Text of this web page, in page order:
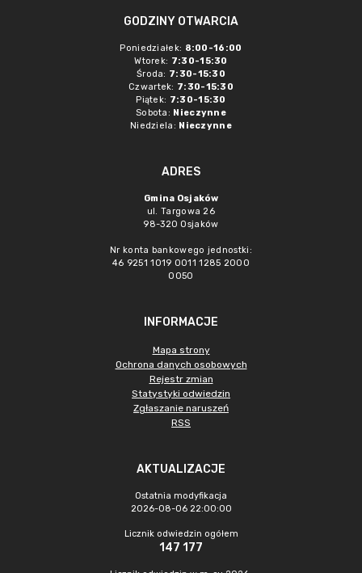
GODZINY OTWARCIA
Poniedziałek: 8:00-16:00
Wtorek: 7:30-15:30
Środa: 7:30-15:30
Czwartek: 7:30-15:30
Piątek: 7:30-15:30
Sobota: Nieczynne
Niedziela: Nieczynne
ADRES
Gmina Osjaków
ul. Targowa 26
98-320 Osjaków
Nr konta bankowego jednostki:
46 9251 1019 0011 1285 2000
0050
INFORMACJE
Mapa strony
Ochrona danych osobowych
Rejestr zmian
Statystyki odwiedzin
Zgłaszanie naruszeń
RSS
AKTUALIZACJE
Ostatnia modyfikacja
2026-08-06 22:00:00
Licznik odwiedzin ogółem
147 177